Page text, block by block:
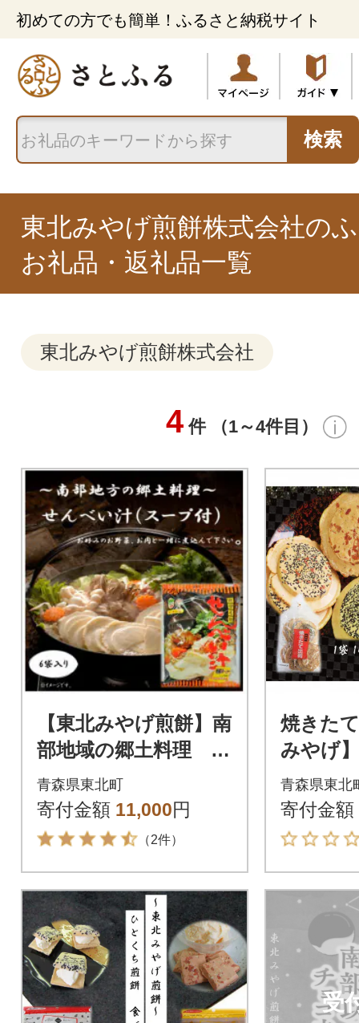
初めての方でも簡単！ふるさと納税サイト
検索
東北みやげ煎餅株式会社の
お礼品・返礼品一覧
東北みやげ煎餅株式会社
4 件 （1～4件目）
【東北みやげ煎餅】南
部地域の郷土料理 せ
んべい汁(スープ付)
青森県東北町
寄付金額 11,000円
（2件）
焼きた
みやげ
きたて
5袋
青森県東北
寄付金額
受